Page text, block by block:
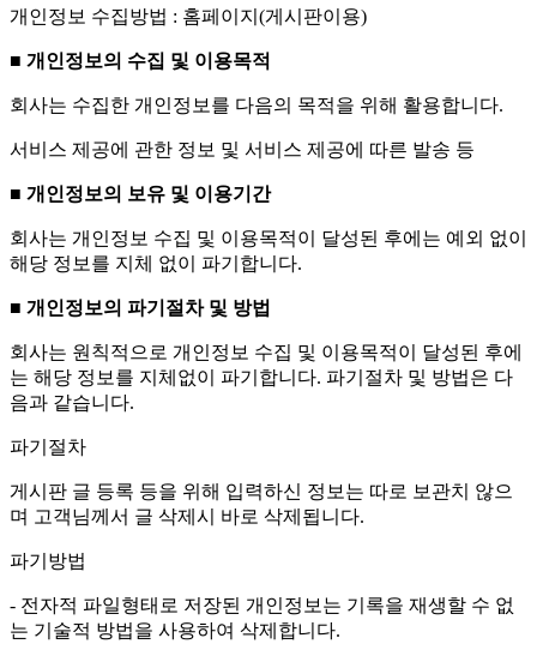
개인정보 수집방법 : 홈페이지(게시판이용)
■ 개인정보의 수집 및 이용목적
회사는 수집한 개인정보를 다음의 목적을 위해 활용합니다.
서비스 제공에 관한 정보 및 서비스 제공에 따른 발송 등
■ 개인정보의 보유 및 이용기간
회사는 개인정보 수집 및 이용목적이 달성된 후에는 예외 없이
해당 정보를 지체 없이 파기합니다.
■ 개인정보의 파기절차 및 방법
회사는 원칙적으로 개인정보 수집 및 이용목적이 달성된 후에
는 해당 정보를 지체없이 파기합니다. 파기절차 및 방법은 다
음과 같습니다.
파기절차
게시판 글 등록 등을 위해 입력하신 정보는 따로 보관치 않으
며 고객님께서 글 삭제시 바로 삭제됩니다.
파기방법
- 전자적 파일형태로 저장된 개인정보는 기록을 재생할 수 없
는 기술적 방법을 사용하여 삭제합니다.